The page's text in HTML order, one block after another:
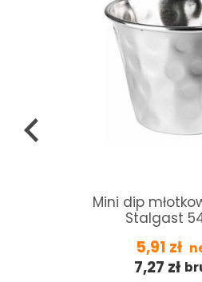
Mini dip
Stalgast
5,91 zł
7,27 zł